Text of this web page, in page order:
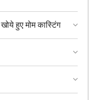
हुए मोम कास्टिंग